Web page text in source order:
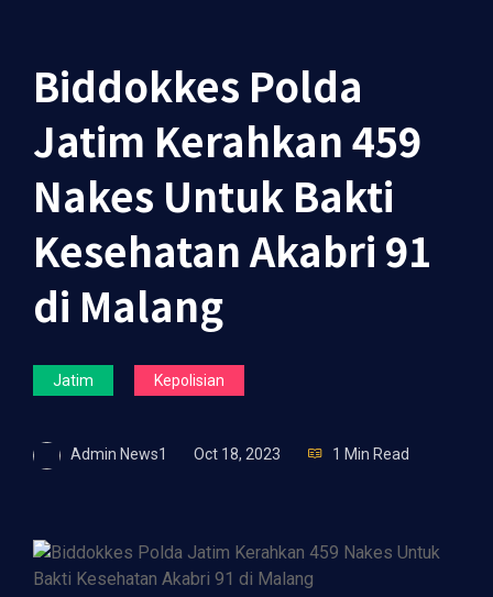
Biddokkes Polda
Jatim Kerahkan 459
Nakes Untuk Bakti
Kesehatan Akabri 91
di Malang
Jatim Kepolisian
Admin News1 Oct 18, 2023 1 Min Read